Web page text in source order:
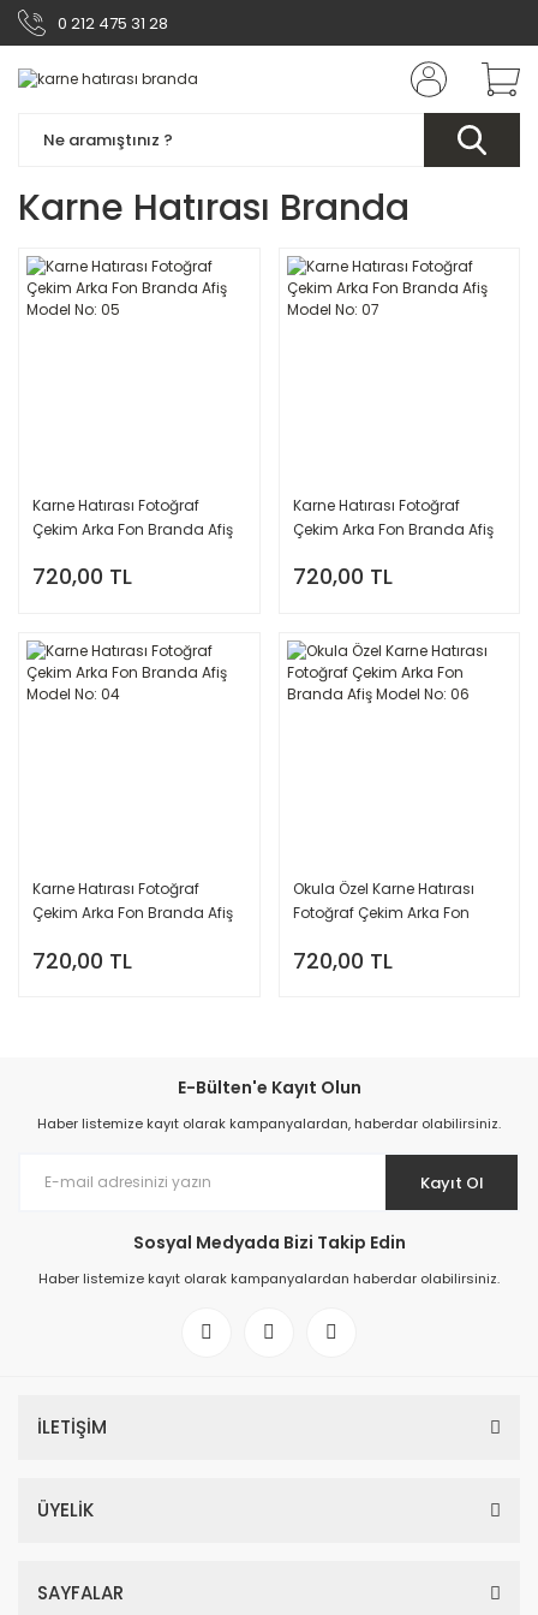
0 212 475 31 28
Karne Hatırası Branda
Karne Hatırası Fotoğraf
Çekim Arka Fon Branda Afiş
720,00 TL
Karne Hatırası Fotoğraf
Çekim Arka Fon Branda Afiş
720,00 TL
Karne Hatırası Fotoğraf
Çekim Arka Fon Branda Afiş
720,00 TL
Okula Özel Karne Hatırası
Fotoğraf Çekim Arka Fon
720,00 TL
E-Bülten'e Kayıt Olun
Haber listemize kayıt olarak kampanyalardan, haberdar olabilirsiniz.
Kayıt Ol
Sosyal Medyada Bizi Takip Edin
Haber listemize kayıt olarak kampanyalardan haberdar olabilirsiniz.
İLETİŞİM
ÜYELİK
SAYFALAR